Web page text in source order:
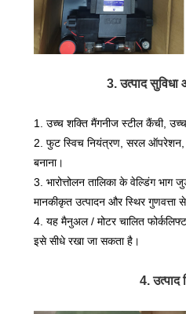
3. उत्पाद
1. उच्च शक्ति मैंगनीज स्टील कैंची,
2. फुट स्विच नियंत्रण, सरल
बनाना।
3. भारोत्तोलन तालिका के वेल्डिंग भाग
मानकीकृत उत्पादन और स्थिर गुणवत्ता
4. यह मैनुअल / मोटर चालित
इसे सीधे रखा जा सकता है।
4. उत्पाद